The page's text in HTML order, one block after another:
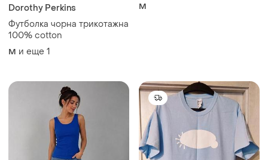
Dorothy Perkins
Футболка чорна трикотажна
100% cotton
M и еще 1
M